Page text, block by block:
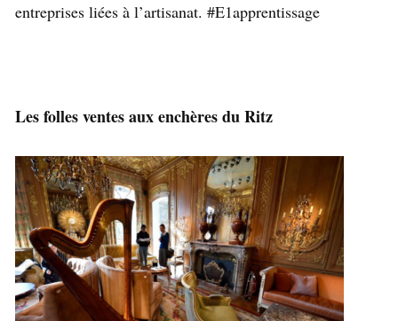
entreprises liées à l’artisanat. #E1apprentissage
Les folles ventes aux enchères du Ritz